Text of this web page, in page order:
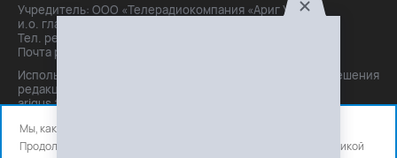
Учредитель: ООО «Телерадиокомпания «Ариг Ус»,
и.о. главного редактора: Маханова О.Б.
Тел. peдakции: +7(3012)21-30-14,
Почта peдakции: editor@arigus.tv
Использование материалов только с письменного разрешения
редакции. При цитировании прямая активная ссылка на
arigus.tv обязательна.
Мы, как и все используем файлы cookie и сервисы аналитики.
Продолжая использовать сайт, вы соглашаетесь с нашей
политикой